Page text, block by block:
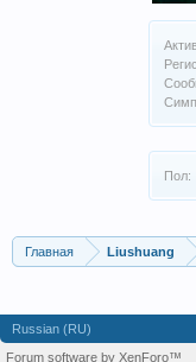
Пол:
Главная Liushuang
Russian (RU)
Forum software by XenForo™